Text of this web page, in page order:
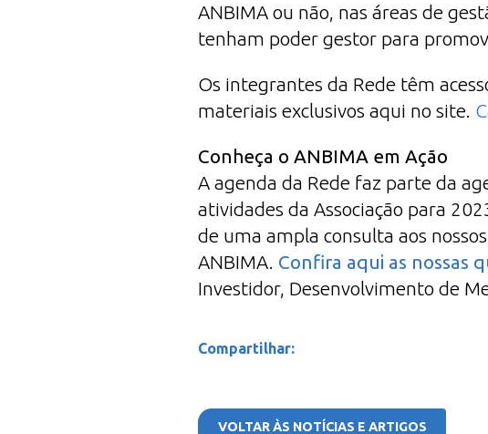
ANBIMA ou não, nas áreas de
tenham poder gestor para
Os integrantes da Rede têm
materiais exclusivos aqui no site.
Conheça o ANBIMA em Ação
A agenda da Rede faz parte da
atividades da Associação para
de uma ampla consulta aos
ANBIMA. Confira aqui as nossas
Investidor, Desenvolvimento de
Compartilhar:
VOLTAR ÀS NOTÍCIAS E ARTIGOS